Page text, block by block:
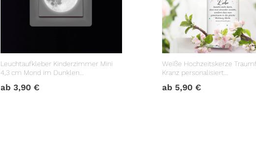
Leuchtaufkleber Kinderzimmer Mini
4,3 cm Mond im Dunklen
ab3,90€
Weiße Hochzeitskerze
Kranz personalisiert
ab 5,90€